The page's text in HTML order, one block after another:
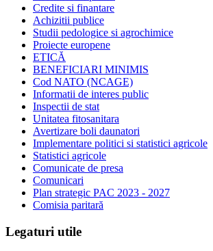
Credite si finantare
Achizitii publice
Studii pedologice si agrochimice
Proiecte europene
ETICĂ
BENEFICIARI MINIMIS
Cod NATO (NCAGE)
Informatii de interes public
Inspectii de stat
Unitatea fitosanitara
Avertizare boli daunatori
Implementare politici si statistici agricole
Statistici agricole
Comunicate de presa
Comunicari
Plan strategic PAC 2023 - 2027
Comisia paritară
Legaturi utile